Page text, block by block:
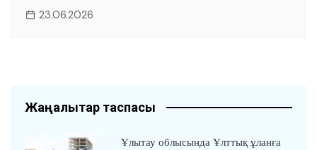
23.06.2026
Жаңалықтар таспасы
Ұлытау облысында Ұлттық ұланға